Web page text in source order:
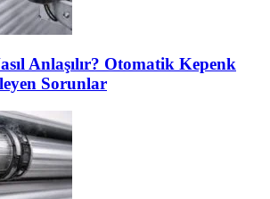
Anlaşılır? Otomatik Kepenk
Sorunlar